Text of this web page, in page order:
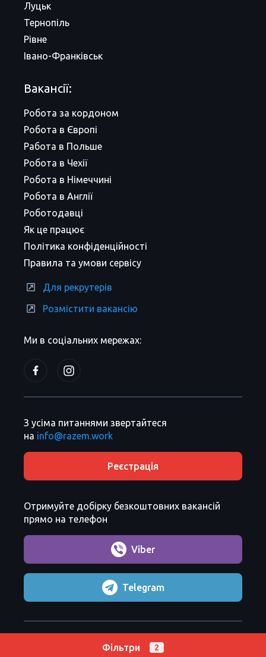
Фільтри 2
Ми в соціальних мережах:
Луцьк
Тернопіль
Рівне
Івано-Франківськ
Вакансії:
Робота за кордоном
Робота в Європі
Работа в Польше
Робота в Чехії
Робота в Німеччині
Робота в Англії
Роботодавці
Як це працює
Політика конфіденційності
Правила та умови сервісу
Для рекрутерів
Розмістити вакансію
З усіма питаннями звертайтеся
на info@razem.work
Реєстрація
Отримуйте добірку безкоштовних вакансій
прямо на телефон
Viber
Telegram